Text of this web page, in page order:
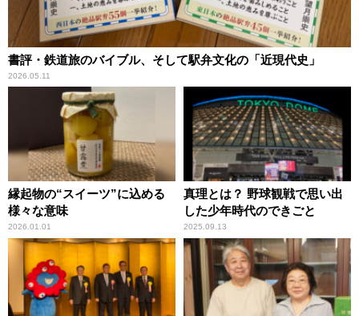
書評・鉄道旅のバイブル、そして駅弁文化の「近現代史」
2026.05.11
縁起物の“スイーツ”に込める
様々な意味
2026.01.01
真理とは？ 野球観戦で思い出
した少年時代のできごと
2025.09.13